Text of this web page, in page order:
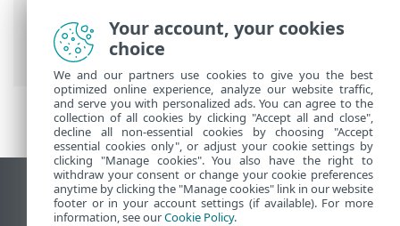
Business Account或ESET MSP
Administrator
檢視桌面網站
End of Life
Your account, your cookies
choice
We and our partners use cookies to give you the best
optimized online experience, analyze our website traffic,
and serve you with personalized ads. You can agree to the
collection of all cookies by clicking "Accept all and close",
decline all non-essential cookies by choosing "Accept
essential cookies only", or adjust your cookie settings by
clicking "Manage cookies". You also have the right to
withdraw your consent or change your cookie preferences
anytime by clicking the "Manage cookies" link in our website
footer or in your account settings (if available). For more
information, see ourCookie Policy.